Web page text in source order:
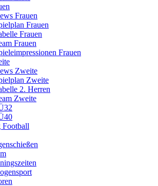
Frauen
Frauen
Frauen
Frauen
Frauen
Zweite
Zweite
2. Herren
Zweite
Football